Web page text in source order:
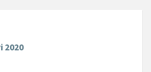
2020